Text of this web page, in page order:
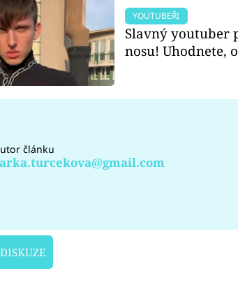
YOUTUBEŘI
Slavný youtuber
nosu! Uhodnete,
článku